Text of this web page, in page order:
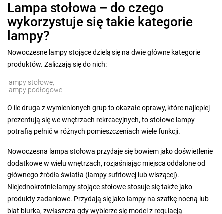
Lampa stołowa – do czego
wykorzystuje się takie kategorie
lampy?
Nowoczesne lampy stojące dzielą się na dwie główne kategorie
produktów. Zaliczają się do nich:
lampy stołowe,
lampy podłogowe.
O ile druga z wymienionych grup to okazałe oprawy, które najlepiej
prezentują się we wnętrzach rekreacyjnych, to stołowe lampy
potrafią pełnić w różnych pomieszczeniach wiele funkcji.
Nowoczesna lampa stołowa przydaje się bowiem jako doświetlenie
dodatkowe w wielu wnętrzach, rozjaśniając miejsca oddalone od
głównego źródła światła (lampy sufitowej lub wiszącej).
Niejednokrotnie lampy stojące stołowe stosuje się także jako
produkty zadaniowe. Przydają się jako lampy na szafkę nocną lub
blat biurka, zwłaszcza gdy wybierze się model z regulacją